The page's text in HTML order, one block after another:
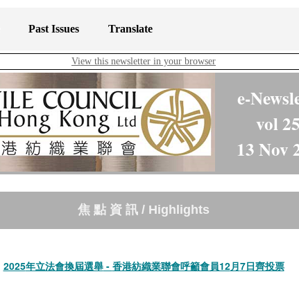
Past Issues Translate
View this newsletter in your browser
e-
vol
13 Nov
焦 點 資 訊 / Highlights
2025年立法會換屆選舉- 香港紡織業聯會呼籲會員12月7日齊投票